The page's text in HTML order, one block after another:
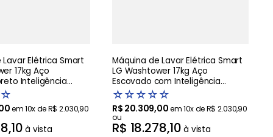
Elétrica Smart
17kg Aço
Inteligência
- WK17BS6A
☆
em10x deR$ 2.030,90
,10 à vista
Máquina de Lavar Elétrica Smart
LG Washtower 17kg Aço
Escovado com Inteligência
Artificial AIDD - WK17VS6A -220V
☆☆☆☆☆
R$ 20.309,00em10x deR$ 2.030,90
ou
R$ 18.278,10 à vista